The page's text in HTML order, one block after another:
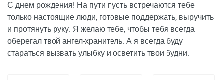
С днем рождения! На пути пусть встречаются тебе
только настоящие люди, готовые поддержать, выручить
и протянуть руку. Я желаю тебе, чтобы тебя всегда
оберегал твой ангел-хранитель. А я всегда буду
стараться вызвать улыбку и осветить твои будни.